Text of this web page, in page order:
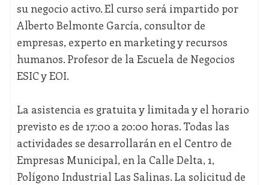
su negocio activo. El curso será impartido por
Alberto Belmonte García, consultor de
empresas, experto en marketing y recursos
humanos. Profesor de la Escuela de Negocios
ESIC y EOI.
La asistencia es gratuita y limitada y el horario
previsto es de 17:00 a 20:00 horas. Todas las
actividades se desarrollarán en el Centro de
Empresas Municipal, en la Calle Delta, 1,
Polígono Industrial Las Salinas. La solicitud de